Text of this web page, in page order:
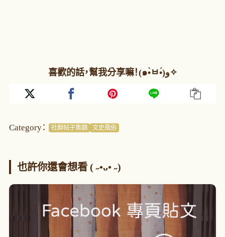
喜歡的話，幫我分享嘛！(๑•̀ㅂ•́)و✧
Category： 社群帖子集錦 文史風俗
也許你還會想看 ( ˶•ᴗ• ˶)